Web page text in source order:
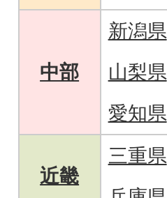
中部
新潟県
山梨県
愛知県
近畿
三重県